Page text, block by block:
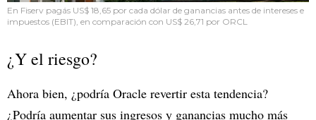
En Fiserv pagás US$ 18,65 por cada dólar de ganancias antes de intereses e
impuestos (EBIT), en comparación con US$ 26,71 por ORCL
¿Y el riesgo?
Ahora bien, ¿podría Oracle revertir esta tendencia?
¿Podría aumentar sus ingresos y ganancias mucho más